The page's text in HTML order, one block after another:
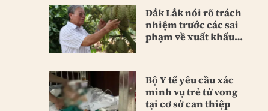
Đắk Lắk nói rõ trách
nhiệm trước các sai
phạm về xuất khẩu
Bộ Y tế yêu cầu xác
minh vụ trẻ tử vong
tại cơ sở can thiệp